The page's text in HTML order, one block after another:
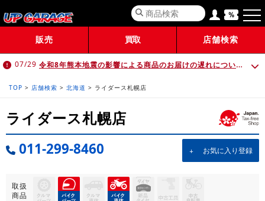
販売 買取 店舗検索
07/29 令和8年熊本地震の影響による商品のお届けの遅れについて （7月30日 10:00時点）
TOP > 店舗検索 > 北海道 > ライダース札幌店
ライダース札幌店
011-299-8460 お気に入り登録
取扱
商品